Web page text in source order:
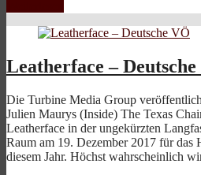
Leatherface –
Die Turbine Media Group
Julien Maurys (Inside) The Texas
Leatherface in der ungekürzten
Raum am 19. Dezember 2017 für das
diesem Jahr. Höchst wahrscheinlich